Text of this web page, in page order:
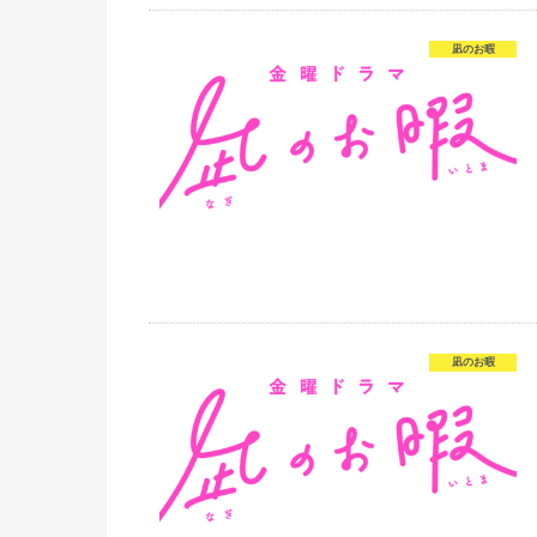
凪のお暇
凪のお暇